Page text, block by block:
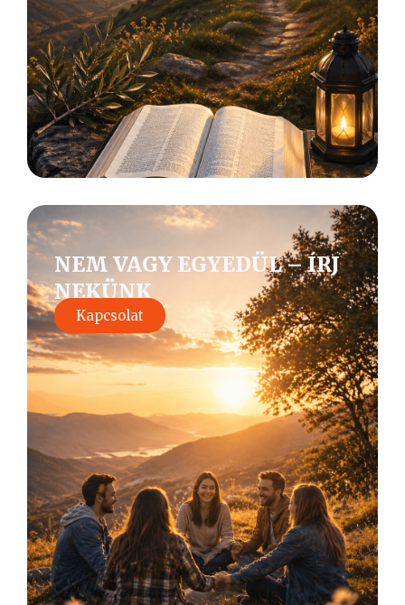
NEM VAGY EGYEDÜL – ÍRJ
NEKÜNK
Kapcsolat